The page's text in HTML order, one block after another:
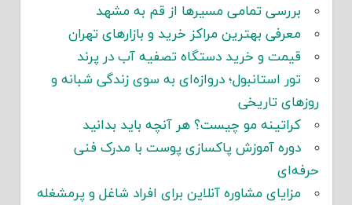
بررسی تمامی مسیرها از قم به مشهد
معرفی بهترین مراکز خرید و بازارهای تهران
قیمت و خرید دستگاه تصفیه آب در پرند
تور استانبول؛ دروازه‌ای به سوی زندگی شبانه و
روزهای تاریخی
کراتینه مو چیست؟ هر آنچه باید بدانید
دوره آموزش پاکسازی پوست با مدرک فنی
حرفه‌ای
مزایای مشاوره آنلاین برای افراد شاغل و پرمشغله